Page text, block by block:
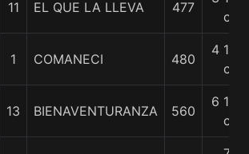
11 EL QUE LA LLEVA 477
c
1 COMANECI 480
4 1/2
c
13 BIENAVENTURANZA 560
6 1/2
c